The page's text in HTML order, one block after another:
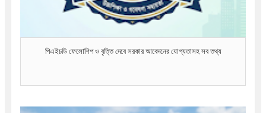
পিএইচডি ফেলোশিপ ও বৃত্তি দেবে সরকার আবেদনের যোগ্যতাসহ সব তথ্য